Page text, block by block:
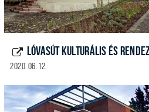
LÓVASÚT KULTURÁLIS ÉS
2020. 06. 12.